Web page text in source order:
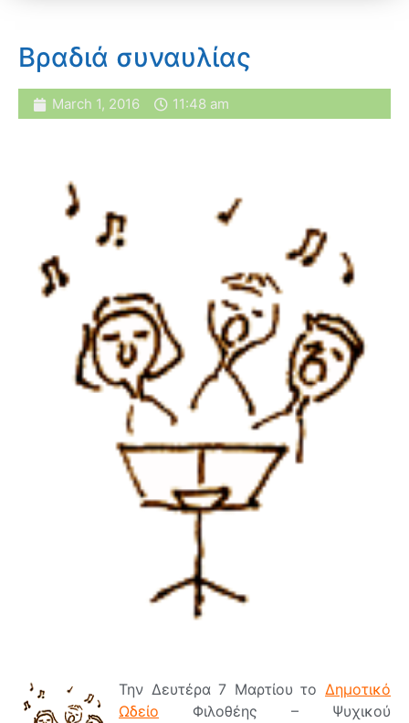
Βραδιά συναυλίας
March 1, 2016 11:48 am
Την Δευτέρα 7 Μαρτίου το Δημοτικό
Ωδείο Φιλοθέης – Ψυχικού